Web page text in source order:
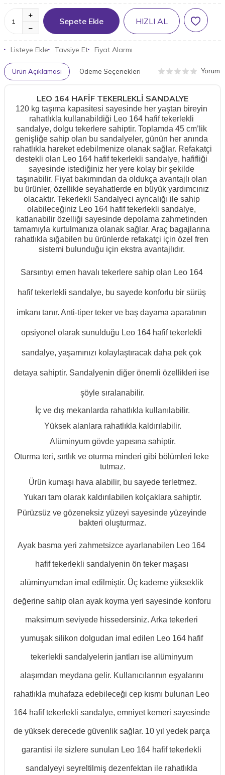
Sepete Ekle HIZLI AL
Listeye Ekle Tavsiye Et Fiyat Alarmı
Ürün Açıklaması Ödeme Seçenekleri Yorum
LEO 164 HAFİF TEKERLEKLİ SANDALYE
120 kg taşıma kapasitesi sayesinde her yaştan bireyin
rahatlıkla kullanabildiği Leo 164 hafif tekerlekli
sandalye, dolgu tekerlere sahiptir. Toplamda 45 cm’lik
genişliğe sahip olan bu sandalyeler, günün her anında
rahatlıkla hareket edebilmenize olanak sağlar. Refakatçi
destekli olan Leo 164 hafif tekerlekli sandalye, hafifliği
sayesinde istediğiniz her yere kolay bir şekilde
taşınabilir. Fiyat bakımından da oldukça avantajlı olan
bu ürünler, özellikle seyahatlerde en büyük yardımcınız
olacaktır. Tekerlekli Sandalyeci ayrıcalığı ile sahip
olabileceğiniz Leo 164 hafif tekerlekli sandalye,
katlanabilir özelliği sayesinde depolama zahmetinden
tamamıyla kurtulmanıza olanak sağlar. Araç bagajlarına
rahatlıkla sığabilen bu ürünlerde refakatçi için özel fren
sistemi bulunduğu için ekstra avantajlıdır.
Sarsıntıyı emen havalı tekerlere sahip olan Leo 164
hafif tekerlekli sandalye, bu sayede konforlu bir sürüş
imkanı tanır. Anti-tiper teker ve baş dayama aparatının
opsiyonel olarak sunulduğu Leo 164 hafif tekerlekli
sandalye, yaşamınızı kolaylaştıracak daha pek çok
detaya sahiptir. Sandalyenin diğer önemli özellikleri ise
şöyle sıralanabilir.
İç ve dış mekanlarda rahatlıkla kullanılabilir.
Yüksek alanlara rahatlıkla kaldırılabilir.
Alüminyum gövde yapısına sahiptir.
Oturma teri, sırtlık ve oturma minderi gibi bölümleri leke
tutmaz.
Ürün kumaşı hava alabilir, bu sayede terletmez.
Yukarı tam olarak kaldırılabilen kolçaklara sahiptir.
Pürüzsüz ve gözeneksiz yüzeyi sayesinde yüzeyinde
bakteri oluşturmaz.
Ayak basma yeri zahmetsizce ayarlanabilen Leo 164
hafif tekerlekli sandalyenin ön teker maşası
alüminyumdan imal edilmiştir. Üç kademe yükseklik
değerine sahip olan ayak koyma yeri sayesinde konforu
maksimum seviyede hissedersiniz. Arka tekerleri
yumuşak silikon dolgudan imal edilen Leo 164 hafif
tekerlekli sandalyelerin jantları ise alüminyum
alaşımdan meydana gelir. Kullanıcılarının eşyalarını
rahatlıkla muhafaza edebileceği cep kısmı bulunan Leo
164 hafif tekerlekli sandalye, emniyet kemeri sayesinde
de yüksek derecede güvenlik sağlar. 10 yıl yedek parça
garantisi ile sizlere sunulan Leo 164 hafif tekerlekli
sandalyeyi seyreltilmiş dezenfektan ile rahatlıkla